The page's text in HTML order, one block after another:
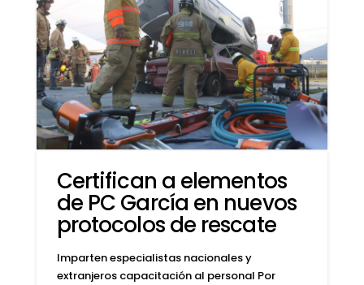
Certifican a elementos
de PC García en nuevos
protocolos de rescate
Imparten especialistas nacionales y
extranjeros capacitación al personal Por